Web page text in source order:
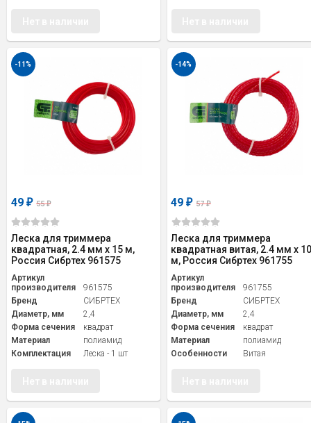
-11%
49 ₽ 55₽
Леска для триммера
квадратная, 2.4 мм х 15 м,
Россия Сибртех 961575
Артикул
производителя
961575
Бренд
СИБРТЕХ
Диаметр, мм
2,4
Форма сечения
квадрат
Материал
полиамид
Комплектация
Леска - 1 шт
-14%
49₽ 57₽
Леска для триммера
квадратная витая, 2.4 мм х
м, Россия Сибртех 961755
Артикул
производителя
961755
Бренд
СИБРТЕХ
Диаметр, мм
2,4
Форма сечения
квадрат
Материал
полиамид
Особенности
Витая